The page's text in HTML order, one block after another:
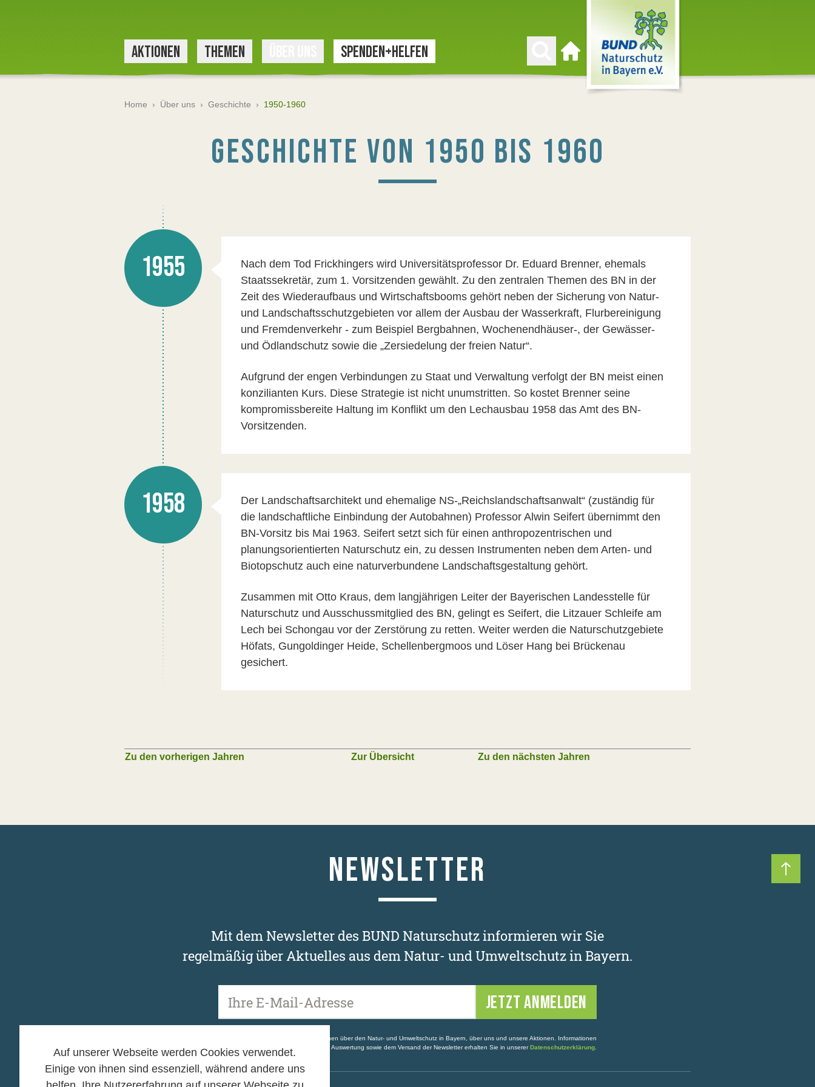
Auf unserer Webseite werden Cookies verwendet.
Einige von ihnen sind essenziell, während andere uns
AKTIONEN THEMEN SPENDEN+HELFEN
Zur Startseite
Home › Über uns › Geschichte › 1950-1960
GESCHICHTE VON 1950 BIS 1960
1955
Nach dem Tod Frickhingers wird Universitätsprofessor Dr. Eduard Brenner, ehemals
Staatssekretär, zum 1. Vorsitzenden gewählt. Zu den zentralen Themen des BN in der
Zeit des Wiederaufbaus und Wirtschaftsbooms gehört neben der Sicherung von Natur-
und Landschaftsschutzgebieten vor allem der Ausbau der Wasserkraft, Flurbereinigung
und Fremdenverkehr - zum Beispiel Bergbahnen, Wochenendhäuser-, der Gewässer-
und Ödlandschutz sowie die „Zersiedelung der freien Natur“.
Aufgrund der engen Verbindungen zu Staat und Verwaltung verfolgt der BN meist einen
konzilianten Kurs. Diese Strategie ist nicht unumstritten. So kostet Brenner seine
kompromissbereite Haltung im Konflikt um den Lechausbau 1958 das Amt des BN-
Vorsitzenden.
1958
Der Landschaftsarchitekt und ehemalige NS-„Reichslandschaftsanwalt“ (zuständig für
die landschaftliche Einbindung der Autobahnen) Professor Alwin Seifert übernimmt den
BN-Vorsitz bis Mai 1963. Seifert setzt sich für einen anthropozentrischen und
planungsorientierten Naturschutz ein, zu dessen Instrumenten neben dem Arten- und
Biotopschutz auch eine naturverbundene Landschaftsgestaltung gehört.
Zusammen mit Otto Kraus, dem langjährigen Leiter der Bayerischen Landesstelle für
Naturschutz und Ausschussmitglied des BN, gelingt es Seifert, die Litzauer Schleife am
Lech bei Schongau vor der Zerstörung zu retten. Weiter werden die Naturschutzgebiete
Höfats, Gungoldinger Heide, Schellenbergmoos und Löser Hang bei Brückenau
gesichert.
Zu den vorherigen Jahren Zur Übersicht Zu den nächsten Jahren
NEWSLETTER
Mit dem Newsletter des BUND Naturschutz informieren wir Sie
regelmäßig über Aktuelles aus dem Natur- und Umweltschutz in Bayern.
Ihre E-Mail-Adresse
Unsere Newsletter enthalten Informationen über den Natur- und Umweltschutz in Bayern, über uns und unsere Aktionen. Informationen
zu Anmeldung, Abmeldung, statistischer Auswertung sowie dem Versand der Newsletter erhalten Sie in unsererDatenschutzerklärung